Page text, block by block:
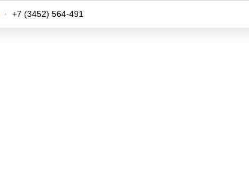
· +7 (3452) 564-491